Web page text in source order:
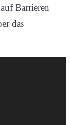
Barrieren
das